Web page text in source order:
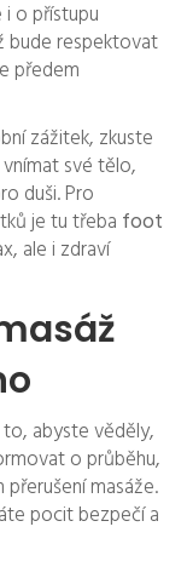
o přístupu
bude respektovat
předem
zážitek, zkuste
své tělo,
duši. Pro
je tu třeba foot
ale i zdraví
abyste věděly,
o průběhu,
masáže.
pocit bezpečí a